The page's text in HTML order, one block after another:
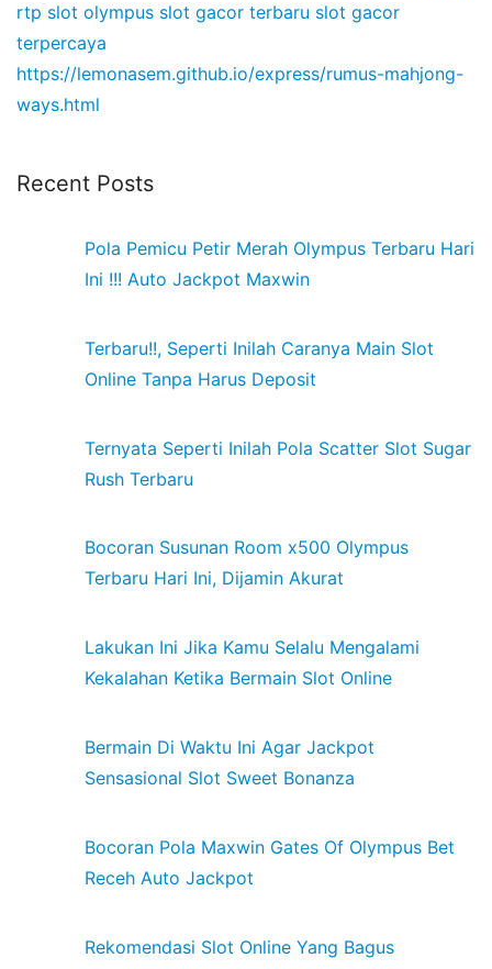
rtp slot olympus slot gacor terbaru slot gacor
terpercaya
https://lemonasem.github.io/express/rumus-mahjong-
ways.html
Recent Posts
Pola Pemicu Petir Merah Olympus Terbaru Hari
Ini !!! Auto Jackpot Maxwin
Terbaru!!, Seperti Inilah Caranya Main Slot
Online Tanpa Harus Deposit
Ternyata Seperti Inilah Pola Scatter Slot Sugar
Rush Terbaru
Bocoran Susunan Room x500 Olympus
Terbaru Hari Ini, Dijamin Akurat
Lakukan Ini Jika Kamu Selalu Mengalami
Kekalahan Ketika Bermain Slot Online
Bermain Di Waktu Ini Agar Jackpot
Sensasional Slot Sweet Bonanza
Bocoran Pola Maxwin Gates Of Olympus Bet
Receh Auto Jackpot
Rekomendasi Slot Online Yang Bagus